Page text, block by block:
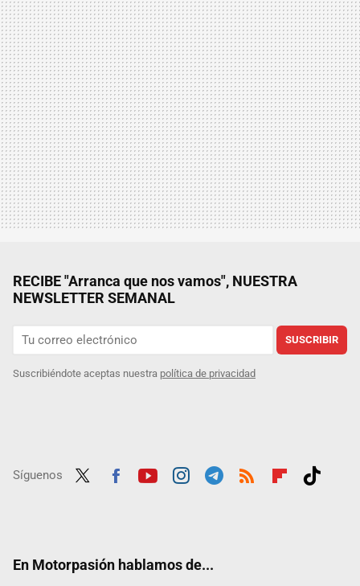
RECIBE "Arranca que nos vamos", NUESTRA
NEWSLETTER SEMANAL
SUSCRIBIR
Suscribiéndote aceptas nuestra política de privacidad
Síguenos
En Motorpasión hablamos de...